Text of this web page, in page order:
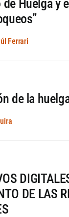
de Huelga y
Ferrari
de la
DE LAS